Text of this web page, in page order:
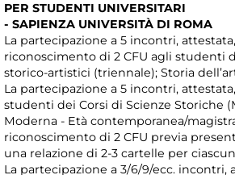
PER STUDENTI UNIVERSITARI
- SAPIENZA UNIVERSITÀ DI ROMA
La partecipazione a 5 incontri,
riconoscimento di 2 CFU agli studenti
storico-artistici (triennale); Storia
La partecipazione a 5 incontri,
studenti dei Corsi di Scienze Storiche
Moderna - Età contemporanea/
riconoscimento di 2 CFU previa
una relazione di 2-3 cartelle per
La partecipazione a 3/6/9/ecc. incontri,